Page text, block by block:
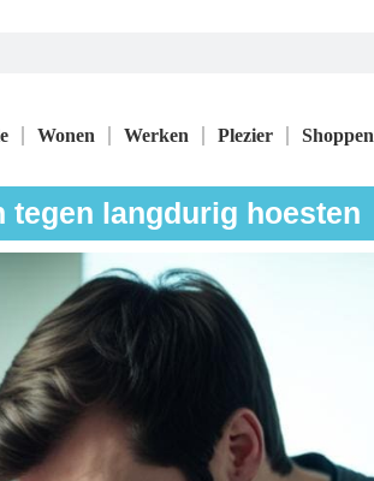
Wonen Werken Plezier Shoppen
tegen langdurig hoesten